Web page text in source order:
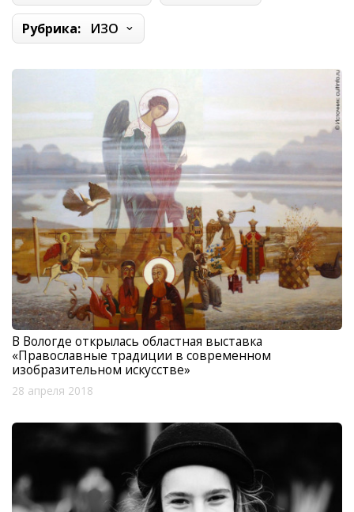
Рубрика: ИЗО
В Вологде открылась областная выставка
«Православные традиции в современном
изобразительном искусстве»
28 апреля 2018